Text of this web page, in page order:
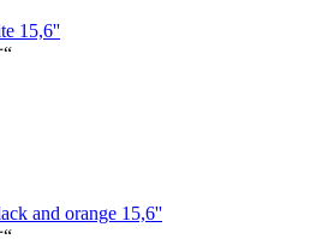
15,6''
and orange 15,6''